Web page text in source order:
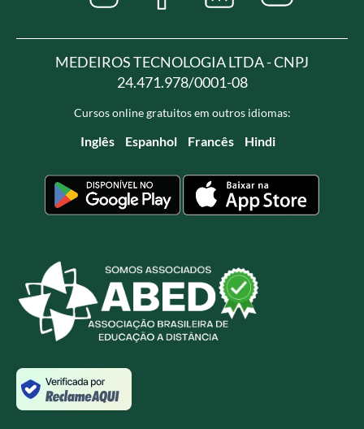
MEDEIROS TECNOLOGIA LTDA - CNPJ
24.471.978/0001-08
Cursos online gratuitos em outros idiomas:
Inglês Espanhol Francês Hindi